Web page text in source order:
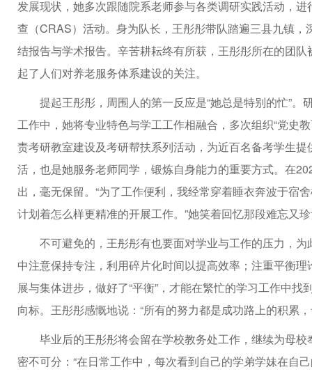
发展现状，她多次跟随院系老师参与各类调研实践活动，
查（CRAS）活动。身为队长，王彤彤带队踏遍三县九镇
结报告与学术报告。辛苦耕耘终有所获，王彤彤所在的团
起了人们对养老服务体系建设的关注。
提起王彤彤，周围人的第一反应是“她总是特别的忙”
工作中，她将专业特色与学工工作相融合，多次组织“党史
责考研教室建设及考研帮扶系列活动，为近百名备考学生
活，也是她服务老师同学，锻炼自身能力的重要方式。在
出，毫无保留。“为了工作便利，我经常穿着睡衣奔波于宿
计划着怎么样更精准的开展工作。”她笑着回忆那段难忘又
不可避免的，王彤彤有也要面对学业与工作的压力，
中注意保持专注，利用碎片化时间以提高效率；注重平衡
展与集体进步，做好了“平衡”，才能在繁忙的学习工作中
向标。王彤彤感慨地说：“所有的努力都是成功路上的积累
毕业后的王彤彤将会留在学校教务处工作，继续为母
密不可分：“在日常工作中，每次看到自己的学弟学妹在自